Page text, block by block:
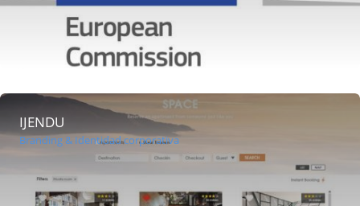
IJENDU
Branding & Identidad corporativa